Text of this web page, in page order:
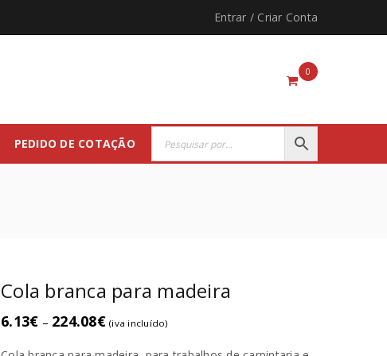
Entrar / Criar Conta
0
PEDIDO DE COTAÇÃO
Cola branca para madeira
6.13€ – 224.08€ (iva incluído)